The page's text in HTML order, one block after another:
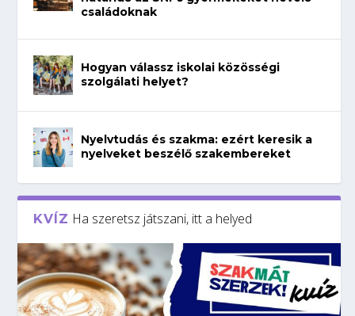
családoknak
Hogyan válassz iskolai közösségi
szolgálati helyet?
Nyelvtudás és szakma: ezért keresik a
nyelveket beszélő szakembereket
KVÍZ Ha szeretsz játszani, itt a helyed